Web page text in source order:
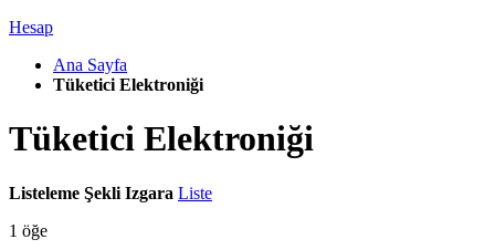
Hesap
Ana Sayfa
Tüketici Elektroniği
Tüketici Elektroniği
Listeleme Şekli Izgara Liste
1 öğe